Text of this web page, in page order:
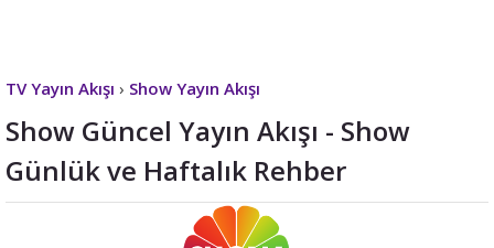
TV Yayın Akışı › Show Yayın Akışı
Show Güncel Yayın Akışı - Show
Günlük ve Haftalık Rehber